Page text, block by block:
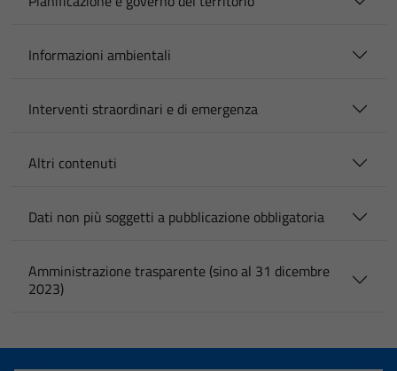
Informazioni ambientali
Interventi straordinari e di emergenza
Altri contenuti
Dati non più soggetti a pubblicazione obbligatoria
Amministrazione trasparente (sino al 31 dicembre
2023)